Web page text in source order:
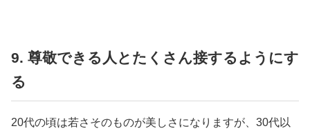
9. 尊敬できる人とたくさん接するようにす
る
20代の頃は若さそのものが美しさになりますが、30代以